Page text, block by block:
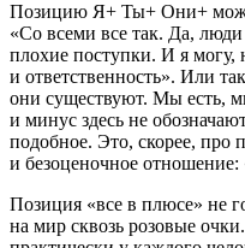
Позицию Я+ Ты+ Они+
«Со всеми все так. Да,
плохие поступки. И я
и ответственность». Или
они существуют. Мы есть,
и минус здесь не
подобное. Это, скорее, про
и безоценочное отношение:
Позиция «все в плюсе» не
на мир сквозь розовые